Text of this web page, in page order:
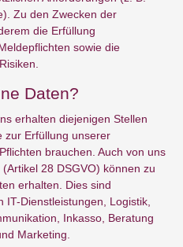
Zu den Zwecken der
die Erfüllung
sowie die
Daten?
erhalten diejenigen Stellen
zur Erfüllung unserer
brauchen. Auch von uns
28 DSGVO) können zu
erhalten. Dies sind
Dienstleistungen, Logistik,
Inkasso, Beratung
Marketing.